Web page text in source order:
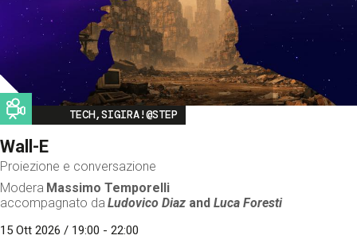
Image
TECH,SIGIRA!@STEP
Wall-E
Proiezione e conversazione
Modera Massimo Temporelli
accompagnato da Ludovico Diaz andLuca Foresti
15 Ott 2026 / 19:00 - 22:00